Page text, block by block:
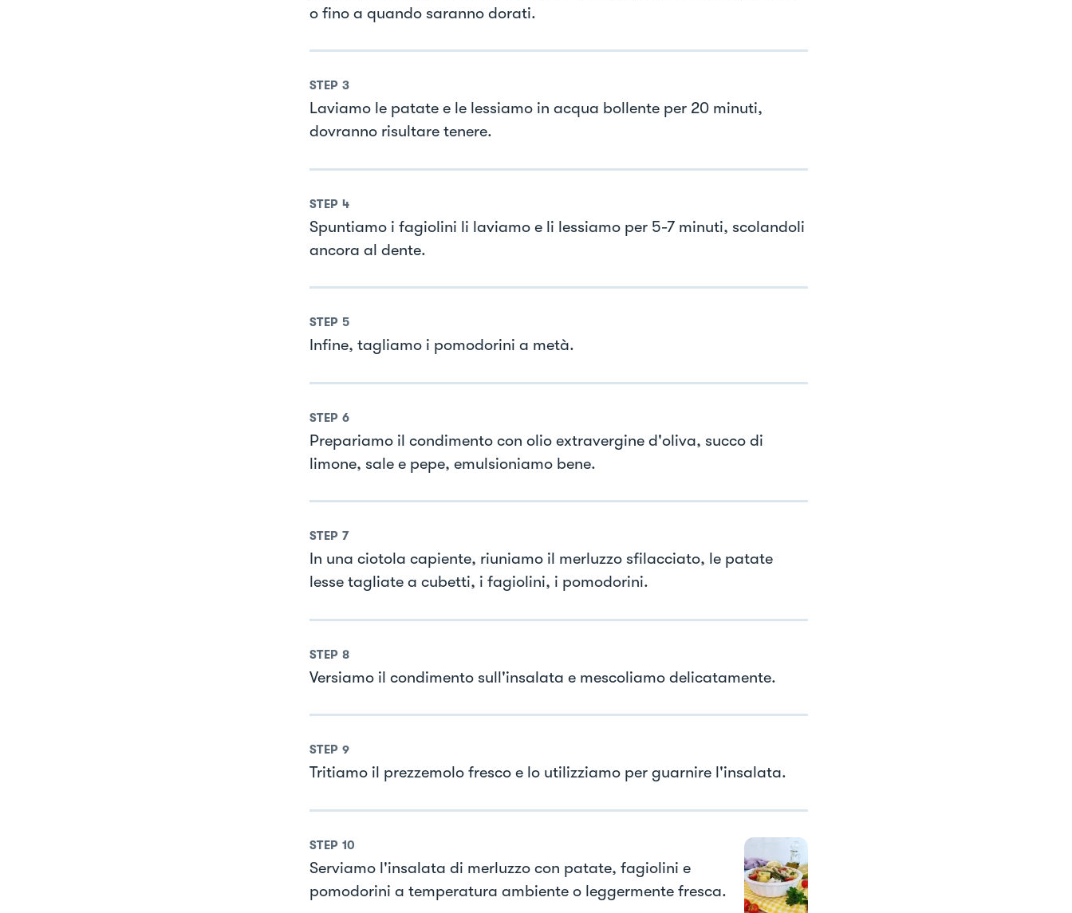
o fino a quando saranno dorati.
STEP 3
Laviamo le patate e le lessiamo in acqua bollente per 20 minuti,
dovranno risultare tenere.
STEP 4
Spuntiamo i fagiolini li laviamo e li lessiamo per 5-7 minuti, scolandoli
ancora al dente.
STEP 5
Infine, tagliamo i pomodorini a metà.
STEP 6
Prepariamo il condimento con olio extravergine d'oliva, succo di
limone, sale e pepe, emulsioniamo bene.
STEP 7
In una ciotola capiente, riuniamo il merluzzo sfilacciato, le patate
lesse tagliate a cubetti, i fagiolini, i pomodorini.
STEP 8
Versiamo il condimento sull'insalata e mescoliamo delicatamente.
STEP 9
Tritiamo il prezzemolo fresco e lo utilizziamo per guarnire l'insalata.
STEP 10
Serviamo l'insalata di merluzzo con patate, fagiolini e
pomodorini a temperatura ambiente o leggermente fresca.